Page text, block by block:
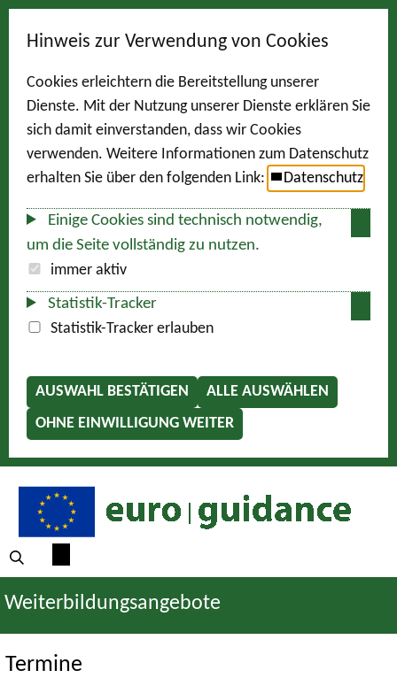
Hinweis zur Verwendung von Cookies
Cookies erleichtern die Bereitstellung unserer
Dienste. Mit der Nutzung unserer Dienste erklären Sie
sich damit einverstanden, dass wir Cookies
verwenden. Weitere Informationen zum Datenschutz
erhalten Sie über den folgenden Link:
Datenschutz
Einige Cookies sind technisch notwendig,
um die Seite vollständig zu nutzen.
immer aktiv
Statistik-Tracker
Statistik-Tracker erlauben
AUSWAHL BESTÄTIGEN
ALLE AUSWÄHLEN
OHNE EINWILLIGUNG WEITER
Weiterbildungsangebote
Termine